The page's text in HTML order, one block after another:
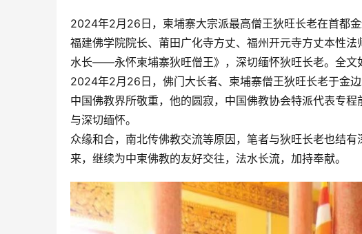
2024年2月26日，柬埔寨大宗派最高僧王狄旺长老在首都
福建佛学院院长、莆田广化寺方丈、福州开元寺方丈本性
水长——永怀柬埔寨狄旺僧王》，深切缅怀狄旺长老。全文
2024年2月26日，佛门大长者、柬埔寨僧王狄旺长老于金
中国佛教界所敬重，他的圆寂，中国佛教协会特派代表专
与深切缅怀。
众缘和合，南北传佛教交流等原因，笔者与狄旺长老也结
来，继续为中柬佛教的友好交往，法水长流，加持奉献。